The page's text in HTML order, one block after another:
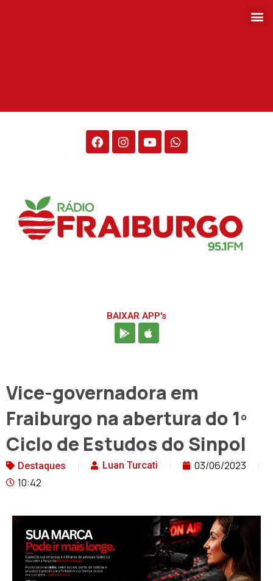
BAIXAR APP's
Vice-governadora em
Fraiburgo na abertura do 1º
Ciclo de Estudos do Sinpol
Destaques Luan Turcati
03/06/2023
10:42